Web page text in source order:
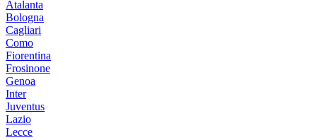
Atalanta
Bologna
Cagliari
Como
Fiorentina
Frosinone
Genoa
Inter
Juventus
Lazio
Lecce